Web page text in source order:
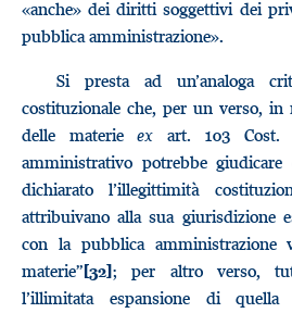
«anche» dei diritti soggettivi dei
pubblica amministrazione».
Si presta ad un’analoga
costituzionale che, per un verso, in
delle materieex art. 103 Cost.
amministrativo potrebbe
dichiarato l’illegittimità
attribuivano alla sua giurisdizione
con la pubblica amministrazione
materie”[32]; per altro verso,
l’illimitata espansione di quella